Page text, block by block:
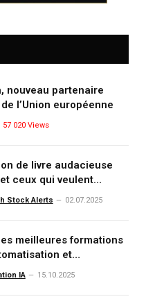
nouveau partenaire
l’Union européenne
57 020 Views
de livre audacieuse
ceux qui veulent
investir et dominer le
Stock Alerts 02.07.2025
meilleures formations
et
(gestion de
IA 15.10.2025